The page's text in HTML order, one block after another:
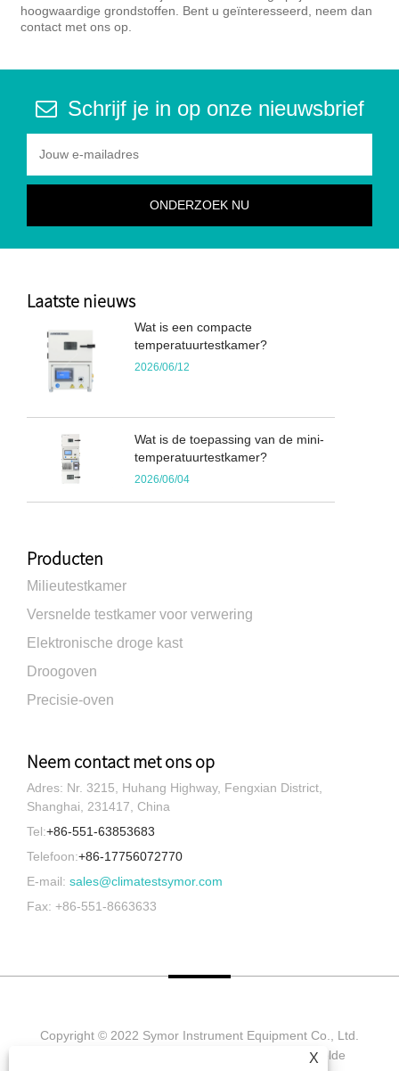
hoogwaardige grondstoffen. Bent u geïnteresseerd, neem dan
contact met ons op.
Schrijf je in op onze nieuwsbrief
Laatste nieuws
Wat is een compacte
temperatuurtestkamer?
2026/06/12
Wat is de toepassing van de mini-
temperatuurtestkamer?
2026/06/04
Producten
Milieutestkamer
Versnelde testkamer voor verwering
Elektronische droge kast
Droogoven
Precisie-oven
Neem contact met ons op
Adres: Nr. 3215, Huhang Highway, Fengxian District,
Shanghai, 231417, China
Tel:+86-551-63853683
Telefoon:+86-17756072770
E-mail: sales@climatestsymor.com
Fax: +86-551-8663633
Copyright © 2022 Symor Instrument Equipment Co., Ltd.
Milieutestkamer, elektronische droogkast, versnelde
X